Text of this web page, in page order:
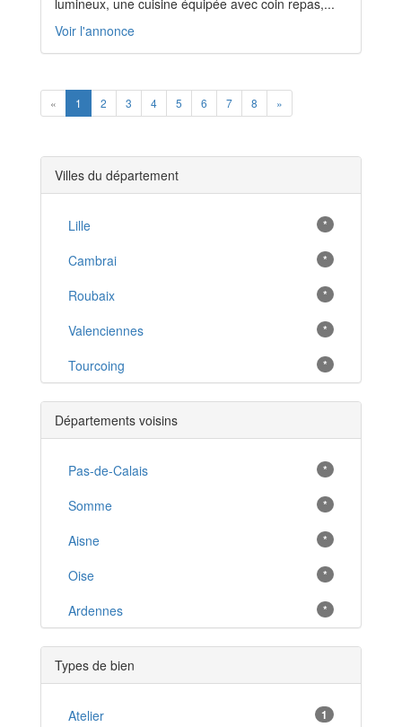
lumineux, une cuisine équipée avec coin repas,...
Voir l'annonce
« Previous
1 2 3 4 5 6 7 8 »
Villes du département
Lille *
Cambrai *
Roubaix *
Valenciennes *
Tourcoing *
Dunkerque *
Caudry *
Douai *
Denain *
Wattrelos *
Le Cateau-Cambrésis *
Villeneuve-d'Ascq *
Marcq-en-Baroeul *
Croix *
Wattignies *
Départements voisins
Pas-de-Calais *
Somme *
Aisne *
Oise *
Ardennes *
Types de bien
Atelier 1